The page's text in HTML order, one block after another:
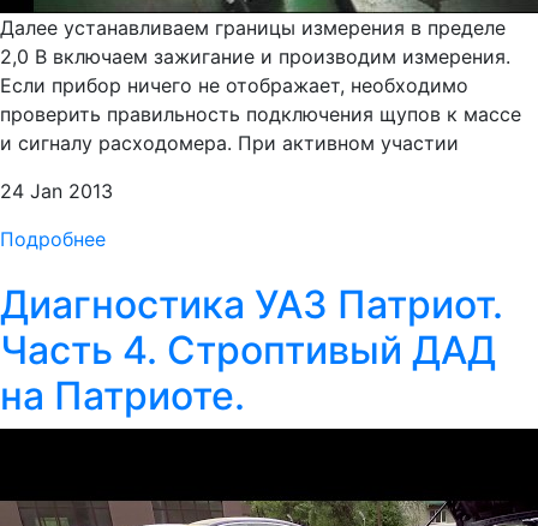
Далее устанавливаем границы измерения в пределе
2,0 В включаем зажигание и производим измерения.
Если прибор ничего не отображает, необходимо
проверить правильность подключения щупов к массе
и сигналу расходомера. При активном участии
24 Jan 2013
Подробнее
Диагностика УАЗ Патриот.
Часть 4. Строптивый ДАД
на Патриоте.